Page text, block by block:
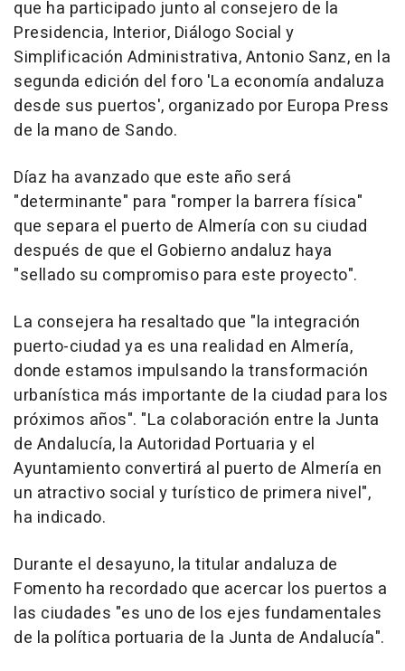
que ha participado junto al consejero de la
Presidencia, Interior, Diálogo Social y
Simplificación Administrativa, Antonio Sanz, en la
segunda edición del foro 'La economía andaluza
desde sus puertos', organizado por Europa Press
de la mano de Sando.
Díaz ha avanzado que este año será
"determinante" para "romper la barrera física"
que separa el puerto de Almería con su ciudad
después de que el Gobierno andaluz haya
"sellado su compromiso para este proyecto".
La consejera ha resaltado que "la integración
puerto-ciudad ya es una realidad en Almería,
donde estamos impulsando la transformación
urbanística más importante de la ciudad para los
próximos años". "La colaboración entre la Junta
de Andalucía, la Autoridad Portuaria y el
Ayuntamiento convertirá al puerto de Almería en
un atractivo social y turístico de primera nivel",
ha indicado.
Durante el desayuno, la titular andaluza de
Fomento ha recordado que acercar los puertos a
las ciudades "es uno de los ejes fundamentales
de la política portuaria de la Junta de Andalucía".